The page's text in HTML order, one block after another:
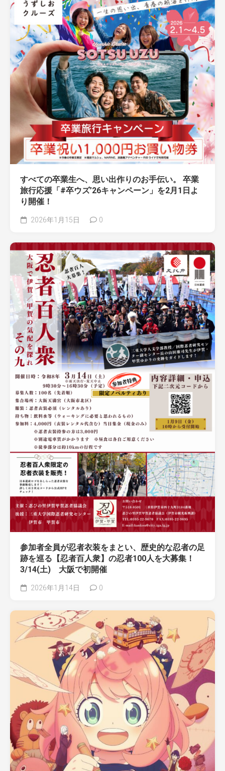
すべての卒業生へ、思い出作りのお手伝い。 卒業
旅行応援「#卒ウズ’26キャンペーン」を2月1日よ
り開催！
2026年1月15日 0
参加者全員が忍者衣装をまとい、歴史的な忍者の足
跡を巡る【忍者百人衆】の忍者100人を大募集！
3/14(土) 大阪で初開催
2026年1月14日 0